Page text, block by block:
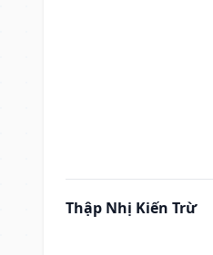
Thập Nhị Kiến Trừ